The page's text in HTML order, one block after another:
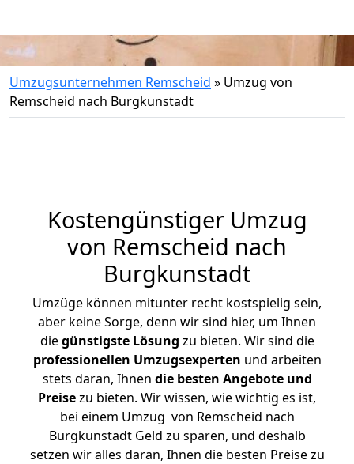
Umzugsunternehmen Remscheid » Umzug von
Remscheid nach Burgkunstadt
Kostengünstiger Umzug
von Remscheid nach
Burgkunstadt
Umzüge können mitunter recht kostspielig sein,
aber keine Sorge, denn wir sind hier, um Ihnen
diegünstigste Lösung zu bieten. Wir sind die
professionellen Umzugsexperten und arbeiten
stets daran, Ihnen die besten Angebote und
Preisezu bieten. Wir wissen, wie wichtig es ist,
bei einem Umzug von Remscheid nach
Burgkunstadt Geld zu sparen, und deshalb
setzen wir alles daran, Ihnen die besten Preise zu